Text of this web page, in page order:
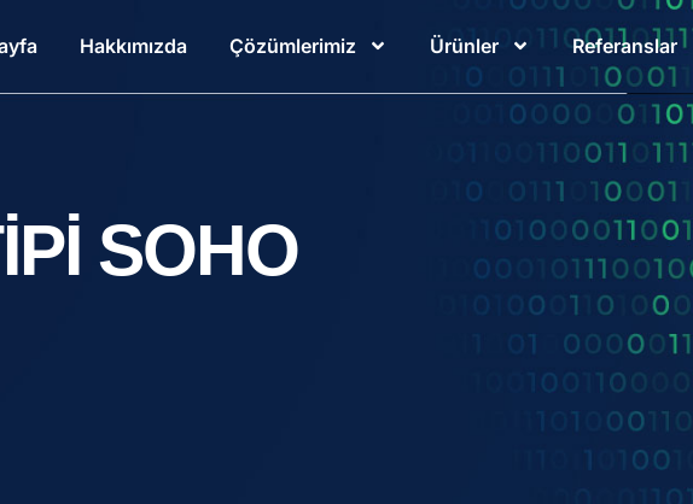
Hakkımızda Çözümlerimiz Ürünler Referanslar
SOHO